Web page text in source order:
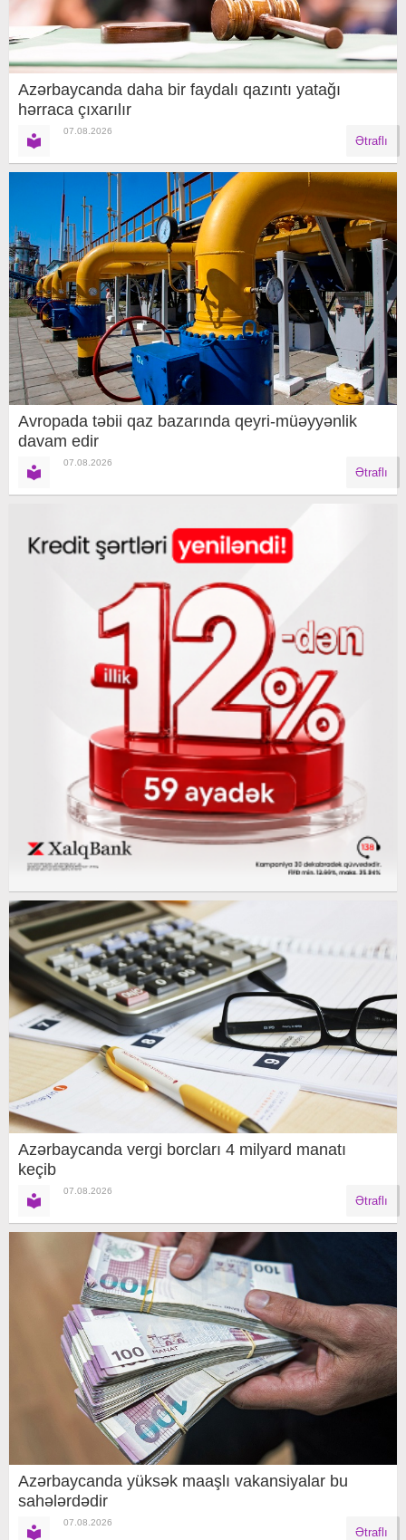
Azərbaycanda daha bir faydalı qazıntı yatağı
hərraca çıxarılır
07.08.2026
Ətraflı
Avropada təbii qaz bazarında qeyri-müəyyənlik
davam edir
07.08.2026
Ətraflı
Azərbaycanda vergi borcları 4 milyard manatı
keçib
07.08.2026
Ətraflı
Azərbaycanda yüksək maaşlı vakansiyalar bu
sahələrdədir
07.08.2026
Ətraflı